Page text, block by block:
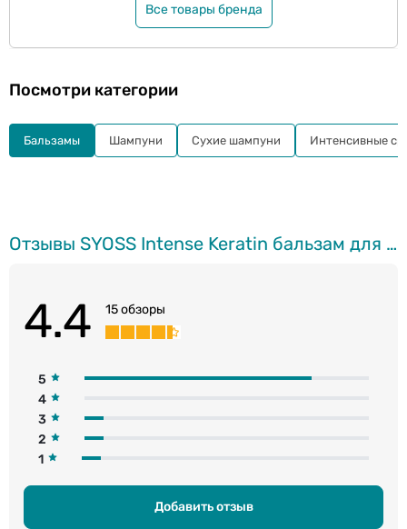
Все товары бренда
Отзывы SYOSS Intense Keratin бальзам для волос, 440мл
4.4 15 обзоры
5
4
3
2
1
Добавить отзыв
Посмотри категории
Бальзамы Шампуни Сухие шампуни Интенсивные